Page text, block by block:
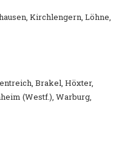
Kirchlengern, Löhne,
Brakel, Höxter,
(Westf.), Warburg,